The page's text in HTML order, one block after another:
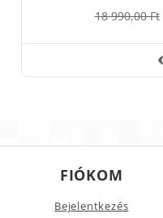
18 990,00 Ft
FIÓKOM
Bejelentkezés